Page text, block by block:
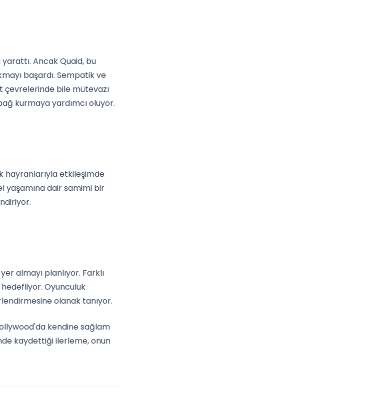
Ancak Quaid, bu
başardı. Sempatik ve
çevrelerinde bile mütevazı
kurmaya yardımcı oluyor.
hayranlarıyla etkileşimde
yaşamına dair samimi bir
almayı planlıyor. Farklı
Oyunculuk
olanak tanıyor.
kendine sağlam
kaydettiği ilerleme, onun